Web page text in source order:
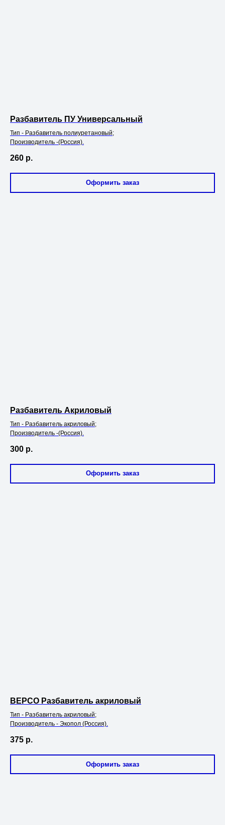
Разбавитель ПУ Универсальный
Тип - Разбавитель полиуретановый;
Производитель -(Россия).
260 р.
Оформить заказ
Разбавитель Акриловый
Тип - Разбавитель акриловый;
Производитель -(Россия).
300 р.
Оформить заказ
ВЕРСО Разбавитель акриловый
Тип - Разбавитель акриловый;
Производитель - Экопол (Россия).
375 р.
Оформить заказ